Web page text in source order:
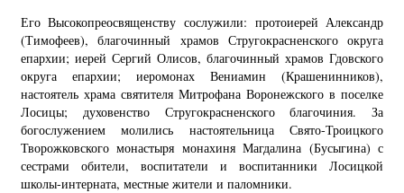
Его Высокопреосвященству сослужили: протоиерей Александр
(Тимофеев), благочинный храмов Стругокрасненского округа
епархии; иерей Сергий Олисов, благочинный храмов Гдовского
округа епархии; иеромонах Вениамин (Крашенинников),
настоятель храма святителя Митрофана Воронежского в поселке
Лосицы; духовенство Стругокрасненского благочиния. За
богослужением молились настоятельница Свято-Троицкого
Творожковского монастыря монахиня Магдалина (Бусыгина) с
сестрами обители, воспитатели и воспитанники Лосицкой
школы-интерната, местные жители и паломники.